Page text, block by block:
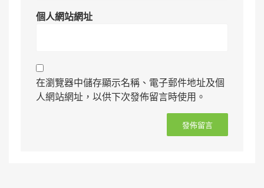
個人網站網址
在瀏覽器中儲存顯示名稱、電子郵件地址及個
人網站網址，以供下次發佈留言時使用。